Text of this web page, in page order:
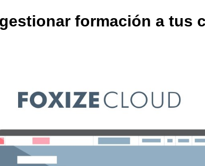
formación a tus